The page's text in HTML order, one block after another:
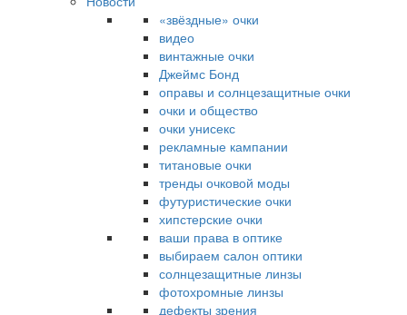
«звёздные» очки
видео
винтажные очки
Джеймс Бонд
оправы и солнцезащитные очки
очки и общество
очки унисекс
рекламные кампании
титановые очки
тренды очковой моды
футуристические очки
хипстерские очки
ваши права в оптике
выбираем салон оптики
солнцезащитные линзы
фотохромные линзы
дефекты зрения